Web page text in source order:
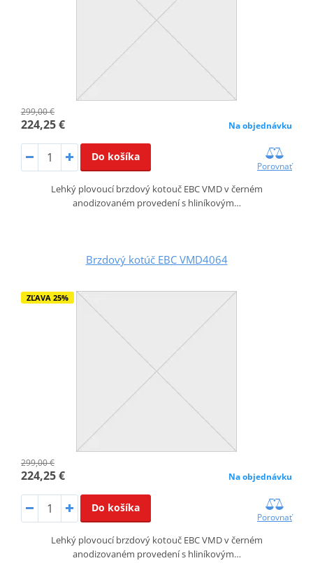
299,00 €
224,25 € Na objednávku
Do košíka
Porovnať
Lehký plovoucí brzdový kotouč EBC VMD v černém
anodizovaném provedení s hliníkovým…
Brzdový kotúč EBC VMD4064
ZĽAVA 25%
299,00 €
224,25 € Na objednávku
Do košíka
Porovnať
Lehký plovoucí brzdový kotouč EBC VMD v černém
anodizovaném provedení s hliníkovým…